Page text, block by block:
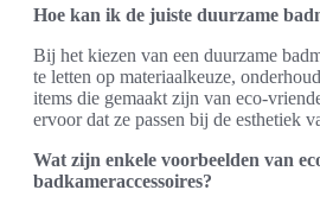
Hoe kan ik de juiste duurzame
Bij het kiezen van een duurzame
te letten op materiaalkeuze,
items die gemaakt zijn van eco-
ervoor dat ze passen bij de esthetiek
Wat zijn enkele voorbeelden van
badkameraccessoires?